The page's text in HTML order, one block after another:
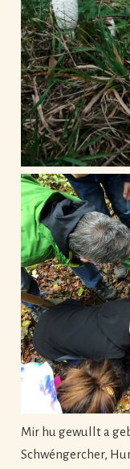
Mir hu gewullt a
Schwéngercher,